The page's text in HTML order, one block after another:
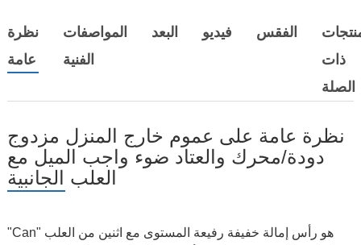
نظرة
عامة
المواصفات
الفنية
البعد فيديو الفقس
ذات
الصلة
نظرة عامة على عموم خارج المنزل مزدوج
دودة/محرك والعتاد ضوء واجب الميل مع
العلب الجانبية
"Can" هو رأس إمالة خفيفة رفيعة المستوى مع اثنين من العلب